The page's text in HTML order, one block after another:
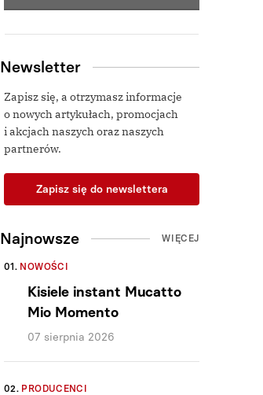
Newsletter
Zapisz się, a otrzymasz informacje
o nowych artykułach, promocjach
i akcjach naszych oraz naszych
partnerów.
Zapisz się do newslettera
Najnowsze WIĘCEJ
01. NOWOŚCI
Kisiele instant Mucatto
Mio Momento
07 sierpnia 2026
02. PRODUCENCI